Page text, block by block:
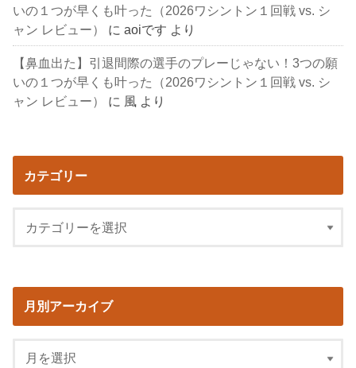
いの１つが早くも叶った（2026ワシントン１回戦 vs. シ
ャン レビュー）
にaoiです より
【鼻血出た】引退間際の選手のプレーじゃない！3つの願
いの１つが早くも叶った（2026ワシントン１回戦 vs. シ
ャン レビュー）
に 風 より
カテゴリー
月別アーカイブ